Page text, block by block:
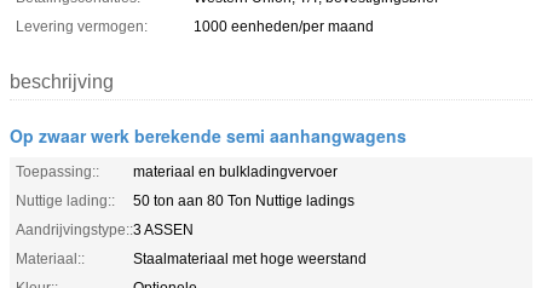
Levering vermogen:
1000 eenheden/per maand
beschrijving
Op zwaar werk berekende semi aanhangwagens
Toepassing::
materiaal en bulkladingvervoer
Nuttige lading::
50 ton aan 80 Ton Nuttige ladings
Aandrijvingstype::3 ASSEN
Materiaal::
Staalmateriaal met hoge weerstand